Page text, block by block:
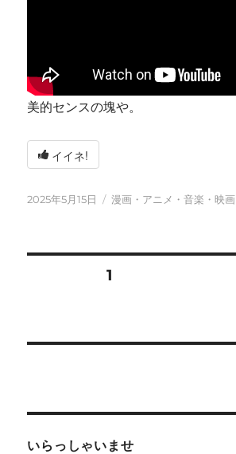
美的センスの塊や。
イイネ!
投
2025年5月15日
カ
漫画・アニメ・音楽・映画
の
固定ページ1
いらっしゃいませ